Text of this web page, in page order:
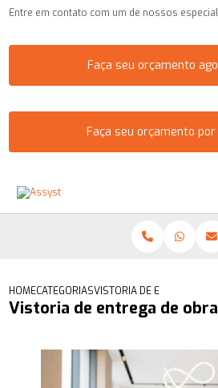
Entre em contato com um de nossos
Faça seu orçamento
Faça seu orçamento
HOMECATEGORIASVISTORIA DE ENTREGA DE
Vistoria de entrega de